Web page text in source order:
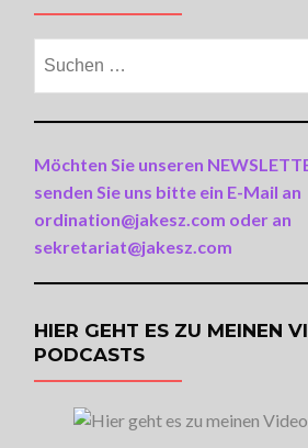
nach:
Möchten Sie unseren
senden Sie uns bitte ein E-Mail an
ordination@jakesz.com oder an
sekretariat@jakesz.com
HIER GEHT ES ZU MEINEN
PODCASTS